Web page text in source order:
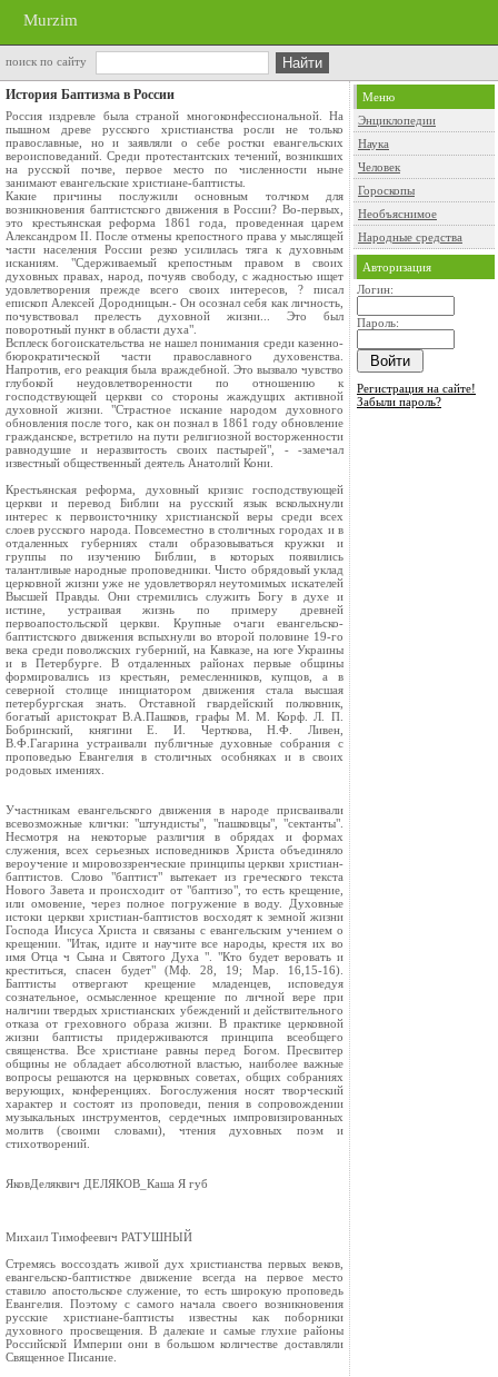
Murzim
поиск по сайту
История Баптизма в России
Россия издревле была страной многоконфессиональной. На
пышном древе русского христианства росли не только
православные, но и заявляли о себе ростки евангельских
вероисповеданий. Среди протестантских течений, возникших
на русской почве, первое место по численности ныне
занимают евангельские христиане-баптисты.
Какие причины послужили основным толчком для
возникновения баптистского движения в России? Во-первых,
это крестьянская реформа 1861 года, проведенная царем
Александром II. После отмены крепостного права у мыслящей
части населения России резко усилилась тяга к духовным
исканиям. "Сдерживаемый крепостным правом в своих
духовных правах, народ, почуяв свободу, с жадностью ищет
удовлетворения прежде всего своих интересов, ? писал
епископ Алексей Дородницын.- Он осознал себя как личность,
почувствовал прелесть духовной жизни... Это был
поворотный пункт в области духа".
Всплеск богоискательства не нашел понимания среди казенно-
бюрократической части православного духовенства.
Напротив, его реакция была враждебной. Это вызвало чувство
глубокой неудовлетворенности по отношению к
господствующей церкви со стороны жаждущих активной
духовной жизни. "Страстное искание народом духовного
обновления после того, как он познал в 1861 году обновление
гражданское, встретило на пути религиозной восторженности
равнодушие и неразвитость своих пастырей", - -замечал
известный общественный деятель Анатолий Кони.
Крестьянская реформа, духовный кризис господствующей
церкви и перевод Библии на русский язык всколыхнули
интерес к первоисточнику христианской веры среди всех
слоев русского народа. Повсеместно в столичных городах и в
отдаленных губерниях стали образовываться кружки и
группы по изучению Библии, в которых появились
талантливые народные проповедники. Чисто обрядовый уклад
церковной жизни уже не удовлетворял неутомимых искателей
Высшей Правды. Они стремились служить Богу в духе и
истине, устраивая жизнь по примеру древней
первоапостольской церкви. Крупные очаги евангельско-
баптистского движения вспыхнули во второй половине 19-го
века среди поволжских губерний, на Кавказе, на юге Украины
и в Петербурге. В отдаленных районах первые общины
формировались из крестьян, ремесленников, купцов, а в
северной столице инициатором движения стала высшая
петербургская знать. Отставной гвардейский полковник,
богатый аристократ В.А.Пашков, графы М. М. Корф. Л. П.
Бобринский, княгини Е. И. Черткова, Н.Ф. Ливен,
В.Ф.Гагарина устраивали публичные духовные собрания с
проповедью Евангелия в столичных особняках и в своих
родовых имениях.
Участникам евангельского движения в народе присваивали
всевозможные клички: "штундисты", "пашковцы", "сектанты".
Несмотря на некоторые различия в обрядах и формах
служения, всех серьезных исповедников Христа объединяло
вероучение и мировоззренческие принципы церкви христиан-
баптистов. Слово "баптист" вытекает из греческого текста
Нового Завета и происходит от "баптизо", то есть крещение,
или омовение, через полное погружение в воду. Духовные
истоки церкви христиан-баптистов восходят к земной жизни
Господа Иисуса Христа и связаны с евангельским учением о
крещении. "Итак, идите и научите все народы, крестя их во
имя Отца ч Сына и Святого Духа ". "Кто будет веровать и
креститься, спасен будет" (Мф. 28, 19; Map. 16,15-16).
Баптисты отвергают крещение младенцев, исповедуя
сознательное, осмысленное крещение по личной вере при
наличии твердых христианских убеждений и действительного
отказа от греховного образа жизни. В практике церковной
жизни баптисты придерживаются принципа всеобщего
священства. Все христиане равны перед Богом. Пресвитер
общины не обладает абсолютной властью, наиболее важные
вопросы решаются на церковных советах, общих собраниях
верующих, конференциях. Богослужения носят творческий
характер и состоят из проповеди, пения в сопровождении
музыкальных инструментов, сердечных импровизированных
молитв (своими словами), чтения духовных поэм и
стихотворений.
ЯковДеляквич ДЕЛЯКОВ_Каша Я губ
Михаил Тимофеевич РАТУШНЫЙ
Стремясь воссоздать живой дух христианства первых веков,
евангельско-баптисткое движение всегда на первое место
ставило апостольское служение, то есть широкую проповедь
Евангелия. Поэтому с самого начала своего возникновения
русские христиане-баптисты известны как поборники
духовного просвещения. В далекие и самые глухие районы
Российской Империи они в большом количестве доставляли
Священное Писание.
Меню
Энциклопедии
Наука
Человек
Гороскопы
Необъяснимое
Народные средства
Авторизация
Логин:
Пароль:
Регистрация на сайте!
Забыли пароль?